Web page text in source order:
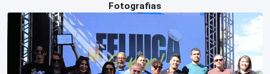
Login
Fotografias